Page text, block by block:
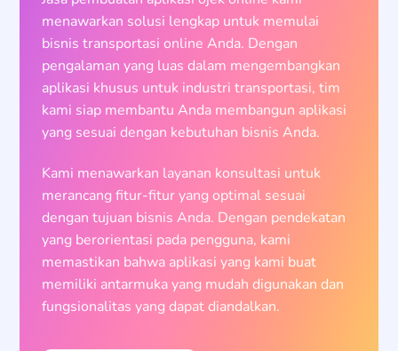
menawarkan solusi lengkap untuk memulai
bisnis transportasi online Anda. Dengan
pengalaman yang luas dalam mengembangkan
aplikasi khusus untuk industri transportasi, tim
kami siap membantu Anda membangun aplikasi
yang sesuai dengan kebutuhan bisnis Anda.
Kami menawarkan layanan konsultasi untuk
merancang fitur-fitur yang optimal sesuai
dengan tujuan bisnis Anda. Dengan pendekatan
yang berorientasi pada pengguna, kami
memastikan bahwa aplikasi yang kami buat
memiliki antarmuka yang mudah digunakan dan
fungsionalitas yang dapat diandalkan.